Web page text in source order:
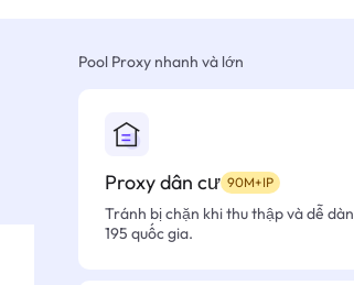
Pool Proxy nhanh và lớn
Proxy dân cư 90M+IP
Tránh bị chặn khi thu thập và dễ
195 quốc gia.